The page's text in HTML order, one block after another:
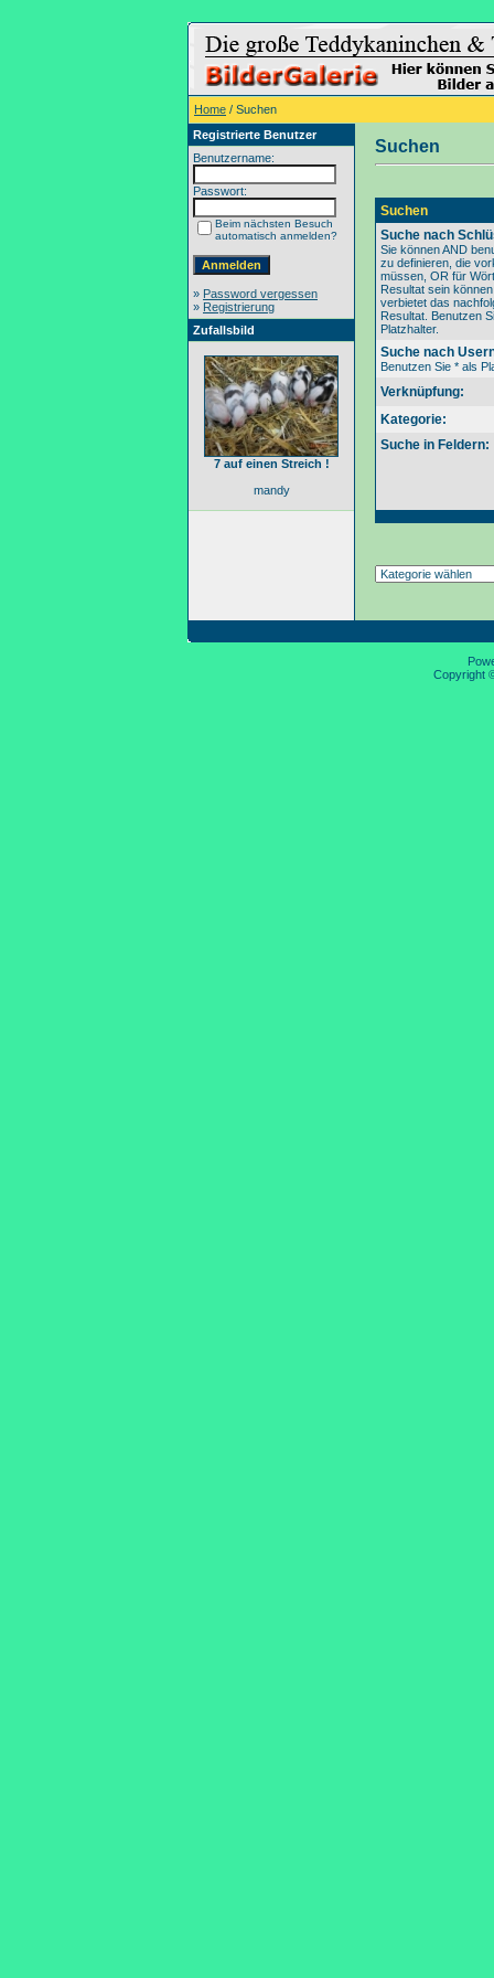
Home / Suchen
Registrierte Benutzer
Benutzername:
Passwort:
Beim nächsten Besuch
automatisch anmelden?
» Password vergessen
» Registrierung
Zufallsbild
7 auf einen Streich !
mandy
Suchen
Suchen
Suche nach
Sie können AND
zu definieren, die
müssen, OR für
Resultat sein
verbietet das
Resultat. Benutzen
Platzhalter.
Suche nach
Benutzen Sie * als
Verknüpfung:
Kategorie:
Suche in Feldern:
Copyright